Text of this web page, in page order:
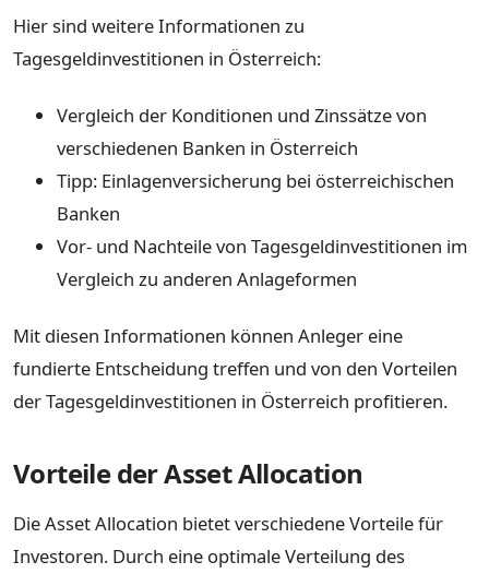
Hier sind weitere Informationen zu
Tagesgeldinvestitionen in Österreich:
Vergleich der Konditionen und Zinssätze von
verschiedenen Banken in Österreich
Tipp: Einlagenversicherung bei österreichischen
Banken
Vor- und Nachteile von Tagesgeldinvestitionen im
Vergleich zu anderen Anlageformen
Mit diesen Informationen können Anleger eine
fundierte Entscheidung treffen und von den Vorteilen
der Tagesgeldinvestitionen in Österreich profitieren.
Vorteile der Asset Allocation
Die Asset Allocation bietet verschiedene Vorteile für
Investoren. Durch eine optimale Verteilung des